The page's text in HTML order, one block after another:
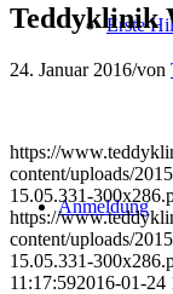
Erste
Anmeldung
Teddyklinik
24. Januar 2016/von
https://
content/uploads/
15.05.331-
https://
content/uploads/
15.05.331-
11:17:592016-01-24